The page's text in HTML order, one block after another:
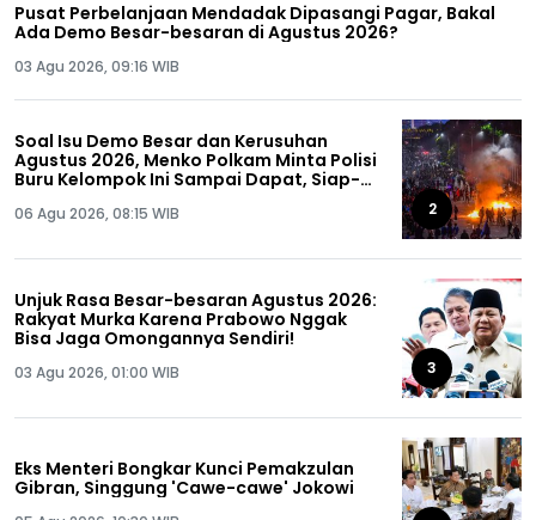
Pusat Perbelanjaan Mendadak Dipasangi Pagar, Bakal
Ada Demo Besar-besaran di Agustus 2026?
03 Agu 2026, 09:16 WIB
Soal Isu Demo Besar dan Kerusuhan
Agustus 2026, Menko Polkam Minta Polisi
Buru Kelompok Ini Sampai Dapat, Siap-
06 Agu 2026, 08:15 WIB 2
Unjuk Rasa Besar-besaran Agustus 2026:
Rakyat Murka Karena Prabowo Nggak
Bisa Jaga Omongannya Sendiri!
03 Agu 2026, 01:00 WIB 3
Eks Menteri Bongkar Kunci Pemakzulan
Gibran, Singgung 'Cawe-cawe' Jokowi